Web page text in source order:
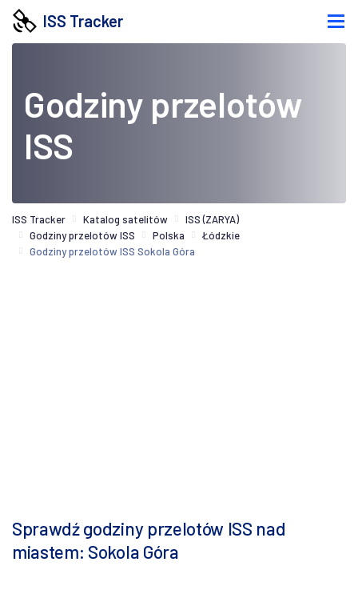
ISS Tracker
Godziny przelotów
ISS
ISS Tracker Katalog satelitów
ISS (ZARYA)
Godziny przelotów ISS
Polska
Łódzkie
Godziny przelotów ISS Sokola Góra
Sprawdź godziny przelotów ISS nad
miastem: Sokola Góra